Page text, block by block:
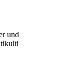
und